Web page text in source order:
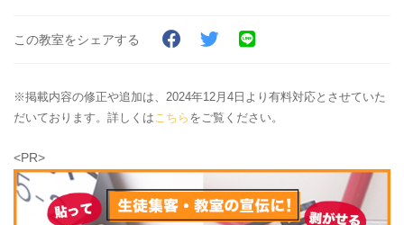
この教室をシェアする
※掲載内容の修正や追加は、2024年12月4日より有料対応とさせていた
だいております。詳しくは こちら をご覧ください。
<PR>